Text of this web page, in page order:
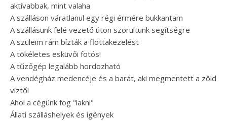
aktívabbak, mint valaha
A szálláson váratlanul egy régi érmére bukkantam
A szállásunk felé vezető úton szorultunk segítségre
A szüleim rám bízták a flottakezelést
A tökéletes esküvői fotós!
A tűzőgép legalább hordozható
A vendégház medencéje és a barát, aki megmentett a zöld
víztől
Ahol a cégünk fog "lakni"
Állati szálláshelyek és igények